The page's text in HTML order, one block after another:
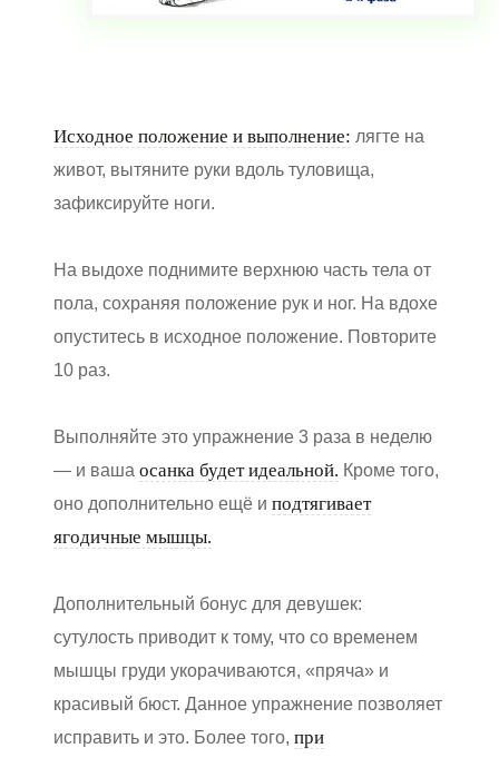
Исходное положение и выполнение: лягте на
живот, вытяните руки вдоль туловища,
зафиксируйте ноги.
На выдохе поднимите верхнюю часть тела от
пола, сохраняя положение рук и ног. На вдохе
опуститесь в исходное положение. Повторите
10 раз.
Выполняйте это упражнение 3 раза в неделю
— и ваша осанка будет идеальной. Кроме того,
оно дополнительно ещё и подтягивает
ягодичные мышцы.
Дополнительный бонус для девушек:
сутулость приводит к тому, что со временем
мышцы груди укорачиваются, «пряча» и
красивый бюст. Данное упражнение позволяет
исправить и это. Более того, при